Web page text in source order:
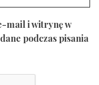
mail i witrynę w
podczas pisania